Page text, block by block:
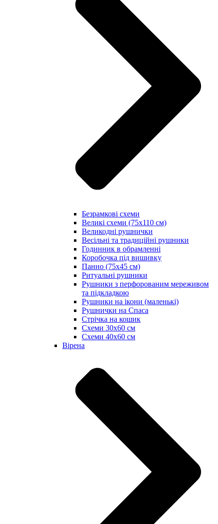
Безрамкові схеми
Великі схеми (75х110 см)
Великодні рушнички
Весільні та традиційні рушники
Годинник в обрамленні
Коробочка під вишивку
Панно (75х45 см)
Ритуальні рушники
Рушники з перфорованим мереживом
та підкладкою
Рушники на ікони (маленькі)
Рушнички на Спаса
Стрічка на кошик
Схеми 30х60 см
Схеми 40х60 см
Вірена